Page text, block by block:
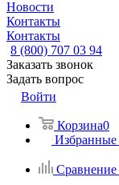
Новости
Контакты
Контакты
8 (800) 707 03 94
Заказать звонок
Задать вопрос
Войти
Корзина0
Избранные
Сравнение